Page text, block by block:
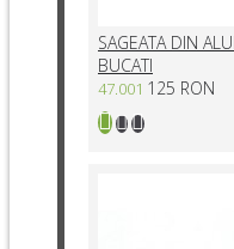
SAGEATA DIN
BUCATI
47.001 125 RON